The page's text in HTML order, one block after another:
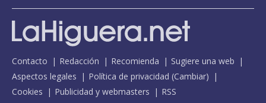
Contacto Redacción Recomienda
Sugiere una web
Aspectos legales
Política de privacidad (Cambiar)
Cookies
Publicidad y webmasters RSS